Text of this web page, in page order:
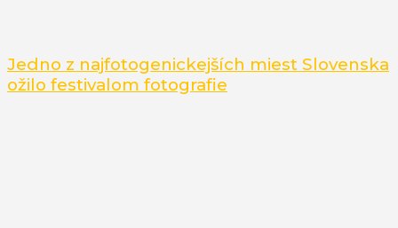
Jedno z najfotogenickejších miest Slovenska
ožilo festivalom fotografie